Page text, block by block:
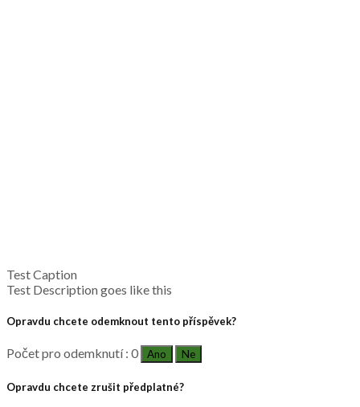
Test Caption
Test Description goes like this
Opravdu chcete odemknout tento příspěvek?
Počet pro odemknutí : 0 Ano Ne
Opravdu chcete zrušit předplatné?